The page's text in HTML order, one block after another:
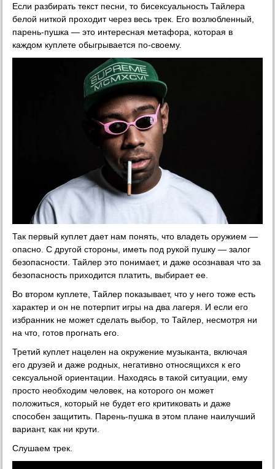
Если разбирать текст песни, то бисексуальность Тайлера
белой ниткой проходит через весь трек. Его возлюбленный,
парень-пушка — это интересная метафора, которая в
каждом куплете обыгрывается по-своему.
Так первый куплет дает нам понять, что владеть оружием —
опасно. С другой стороны, иметь под рукой пушку — залог
безопасности. Тайлер это понимает, и даже осознавая что за
безопасность приходится платить, выбирает ее.
Во втором куплете, Тайлер показывает, что у него тоже есть
характер и он не потерпит игры на два лагеря. И если его
избранник не может сделать выбор, то Тайлер, несмотря ни
на что, готов прогнать его.
Третий куплет нацелен на окружение музыканта, включая
его друзей и даже родных, негативно относящихся к его
сексуальной ориентации. Находясь в такой ситуации, ему
просто необходим человек, на которого он может
положиться, который не будет его критиковать и даже
способен защитить. Парень-пушка в этом плане наилучший
вариант, как ни крути.
Слушаем трек.